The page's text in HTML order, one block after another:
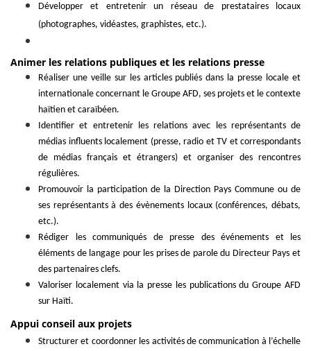
Développer et entretenir un réseau de prestataires locaux
(photographes, vidéastes, graphistes, etc.).
Animer les relations publiques et les relations presse
Réaliser une veille sur les articles publiés dans la presse locale et
internationale concernant le Groupe AFD, ses projets et le contexte
haïtien et caraïbéen.
Identifier et entretenir les relations avec les représentants de
médias influents localement (presse, radio et TV et correspondants
de médias français et étrangers) et organiser des rencontres
régulières.
Promouvoir la participation de la Direction Pays Commune ou de
ses représentants à des évènements locaux (conférences, débats,
etc.).
Rédiger les communiqués de presse des événements et les
éléments de langage pour les prises de parole du Directeur Pays et
des partenaires clefs.
Valoriser localement via la presse les publications du Groupe AFD
sur Haïti.
Appui conseil aux projets
Structurer et coordonner les activités de communication à l’échelle